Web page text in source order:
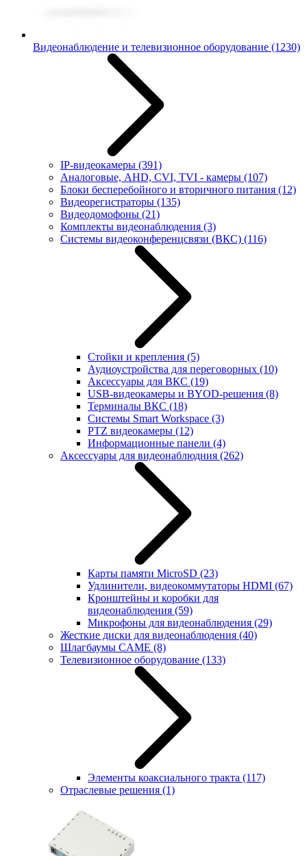
Видеонаблюдение и телевизионное оборудование (1230)
IP-видеокамеры (391)
Аналоговые, AHD, CVI, TVI - камеры (107)
Блоки бесперебойного и вторичного питания (12)
Видеорегистраторы (135)
Видеодомофоны (21)
Комплекты видеонаблюдения (3)
Системы видеоконференцсвязи (ВКС) (116)
Стойки и крепления (5)
Аудиоустройства для переговорных (10)
Аксессуары для ВКС (19)
USB-видеокамеры и BYOD-решения (8)
Терминалы ВКС (18)
Системы Smart Workspace (3)
PTZ видеокамеры (12)
Информационные панели (4)
Аксессуары для видеонаблюдния (262)
Карты памяти MicroSD (23)
Удлинители, видеокоммутаторы HDMI (67)
Кронштейны и коробки для
видеонаблюдения (59)
Микрофоны для видеонаблюдения (29)
Жесткие диски для видеонаблюдения (40)
Шлагбаумы CAME (8)
Телевизионное оборудование (133)
Элементы коаксиального тракта (117)
Отраслевые решения (1)